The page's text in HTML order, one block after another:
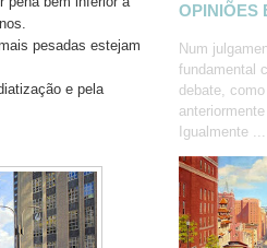
pesadas estejam
e pela
OPINIÕES
Num
fundamental
debate,
Igualmente ...